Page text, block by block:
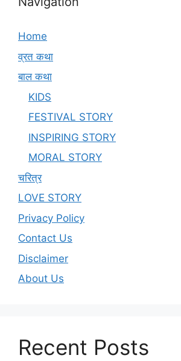
Home
व्रत कथा
बाल कथा
KIDS
FESTIVAL STORY
INSPIRING STORY
MORAL STORY
चरित्र
LOVE STORY
Privacy Policy
Contact Us
Disclaimer
About Us
Recent Posts